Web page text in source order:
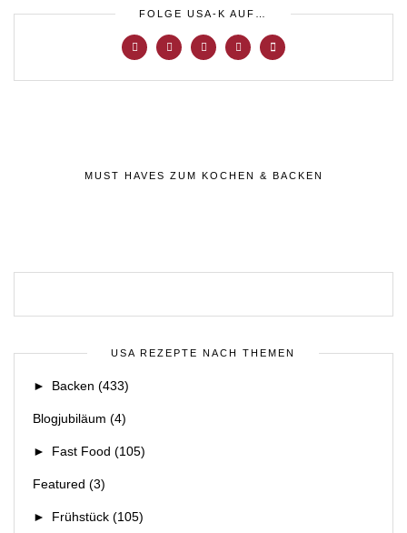
FOLGE USA-K AUF…
MUST HAVES ZUM KOCHEN & BACKEN
USA REZEPTE NACH THEMEN
► Backen (433)
Blogjubiläum (4)
► Fast Food (105)
Featured (3)
► Frühstück (105)